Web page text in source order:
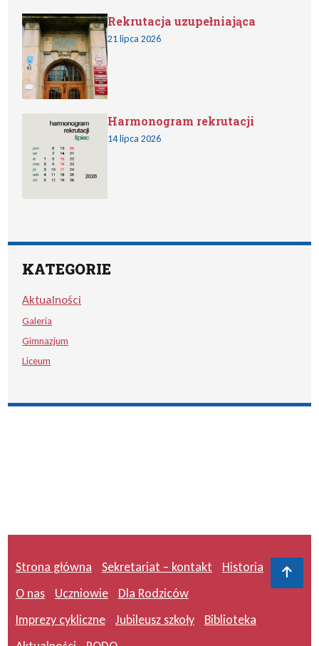
Rekrutacja uzupełniająca
21 lipca 2026
Harmonogram rekrutacji
14 lipca 2026
KATEGORIE
Aktualności
Galeria
Gimnazjum
Liceum
Strona główna Sekretariat – kontakt
Historia
O nas
Uczniowie
Dla Rodziców
Imprezy cykliczne
Jubileusz szkoły
Biblioteka
Do